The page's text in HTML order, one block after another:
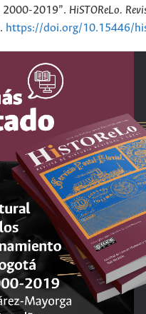
2019”. HiSTOReLo.
https://doi.org/10.15446/